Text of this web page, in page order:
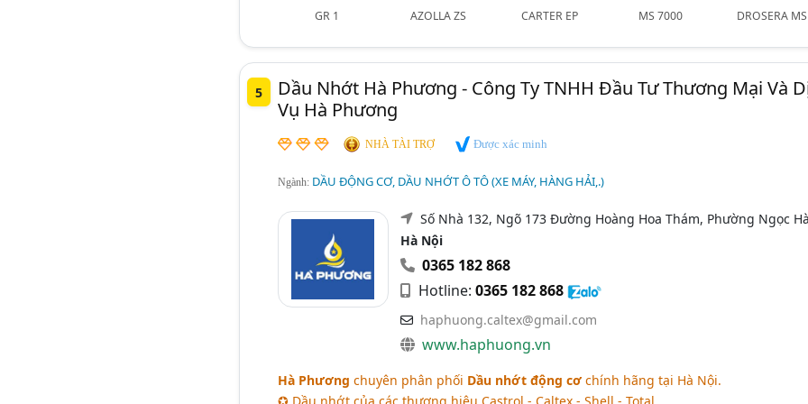
GR 1
AZOLLA ZS
CARTER EP
MS 7000
DROSERA MS
5
Dầu Nhớt Hà Phương - Công Ty TNHH Đầu Tư Thương Mại Và
Vụ Hà Phương
NHÀ TÀI TRỢ Được xác minh
Ngành: DẦU ĐỘNG CƠ, DẦU NHỚT Ô TÔ (XE MÁY, HÀNG HẢI,.)
Số Nhà 132, Ngõ 173 Đường Hoàng Hoa Thám, Phường Ngọc
Hà Nội
0365 182 868
Hotline: 0365 182 868
haphuong.caltex@gmail.com
www.haphuong.vn
Hà Phương chuyên phân phối Dầu nhớt động cơchính hãng tại Hà Nội.